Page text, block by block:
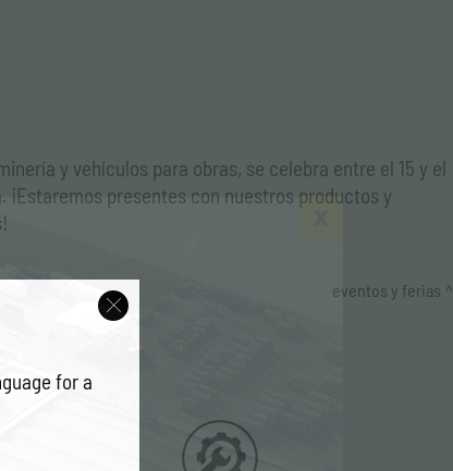
y vehículos para obras, se celebra entre el 15 y el
presentes con nuestros productos y
eventos y ferias
for a